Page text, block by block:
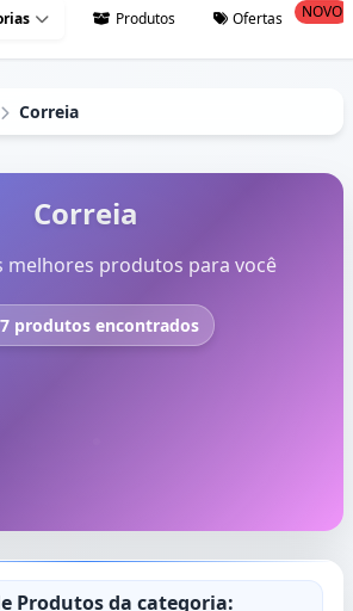
Produtos Ofertas NOVO
Correia
Correia
melhores produtos para você
produtos encontrados
Produtos da categoria: